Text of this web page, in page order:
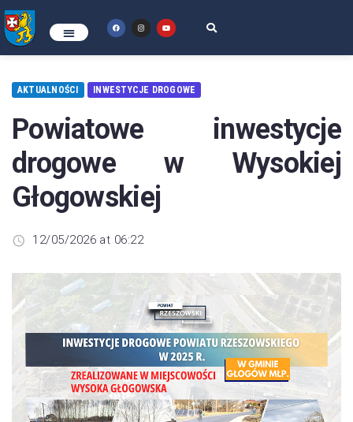
AKTUALNOŚCI INWESTYCJE DROGOWE
Powiatowe inwestycje
drogowe w Wysokiej
Głogowskiej
12/05/2026 at 06:22